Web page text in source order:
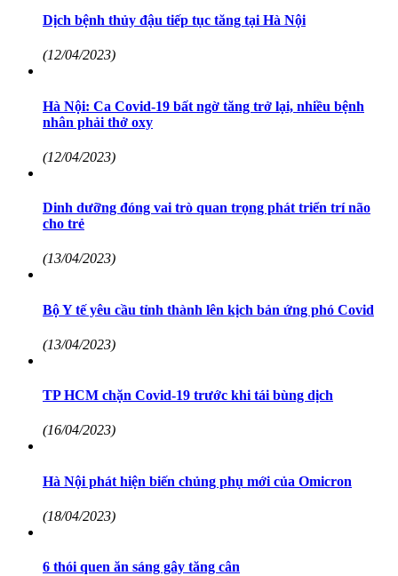
Dịch bệnh thủy đậu tiếp tục tăng tại Hà Nội
(12/04/2023)
Hà Nội: Ca Covid-19 bất ngờ tăng trở lại, nhiều bệnh
nhân phải thở oxy
(12/04/2023)
Dinh dưỡng đóng vai trò quan trọng phát triển trí não
cho trẻ
(13/04/2023)
Bộ Y tế yêu cầu tỉnh thành lên kịch bản ứng phó Covid
(13/04/2023)
TP HCM chặn Covid-19 trước khi tái bùng dịch
(16/04/2023)
Hà Nội phát hiện biến chủng phụ mới của Omicron
(18/04/2023)
6 thói quen ăn sáng gây tăng cân